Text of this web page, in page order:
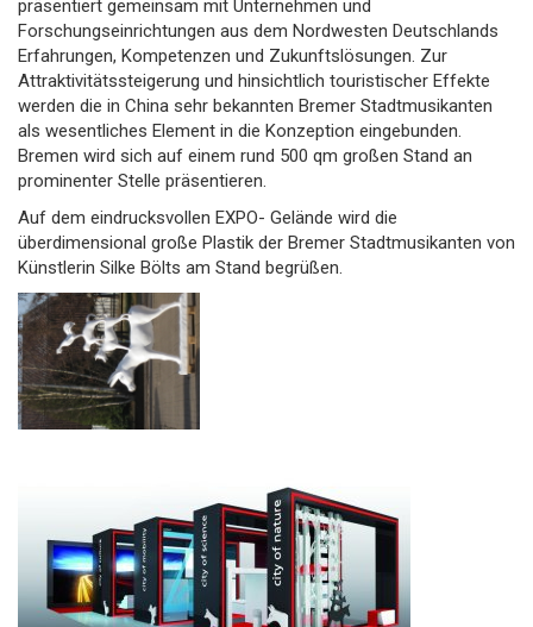
präsentiert gemeinsam mit Unternehmen und
Forschungseinrichtungen aus dem Nordwesten Deutschlands
Erfahrungen, Kompetenzen und Zukunftslösungen. Zur
Attraktivitätssteigerung und hinsichtlich touristischer Effekte
werden die in China sehr bekannten Bremer Stadtmusikanten
als wesentliches Element in die Konzeption eingebunden.
Bremen wird sich auf einem rund 500 qm großen Stand an
prominenter Stelle präsentieren.
Auf dem eindrucksvollen EXPO- Gelände wird die
überdimensional große Plastik der Bremer Stadtmusikanten von
Künstlerin Silke Bölts am Stand begrüßen.